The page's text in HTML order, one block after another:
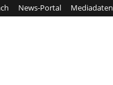
News-Portal Mediadaten